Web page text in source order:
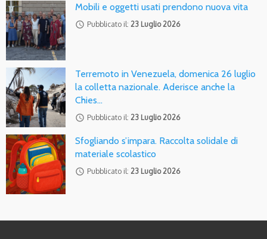
Mobili e oggetti usati prendono nuova vita
access_time Pubblicato il: 23 Luglio 2026
Terremoto in Venezuela, domenica 26 luglio
la colletta nazionale. Aderisce anche la
Chies…
access_time Pubblicato il: 23 Luglio 2026
Sfogliando s’impara. Raccolta solidale di
materiale scolastico
access_time Pubblicato il: 23 Luglio 2026